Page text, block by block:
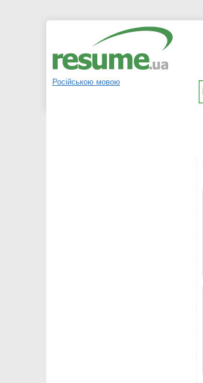
Російською мовою